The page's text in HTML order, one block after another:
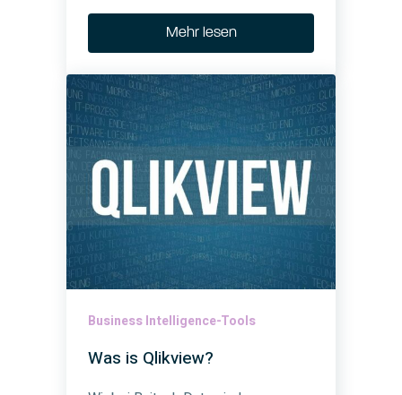
Mehr lesen
Business Intelligence-Tools
Was is Qlikview?